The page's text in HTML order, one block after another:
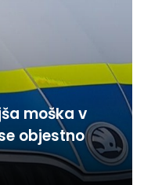
moška v
objestno